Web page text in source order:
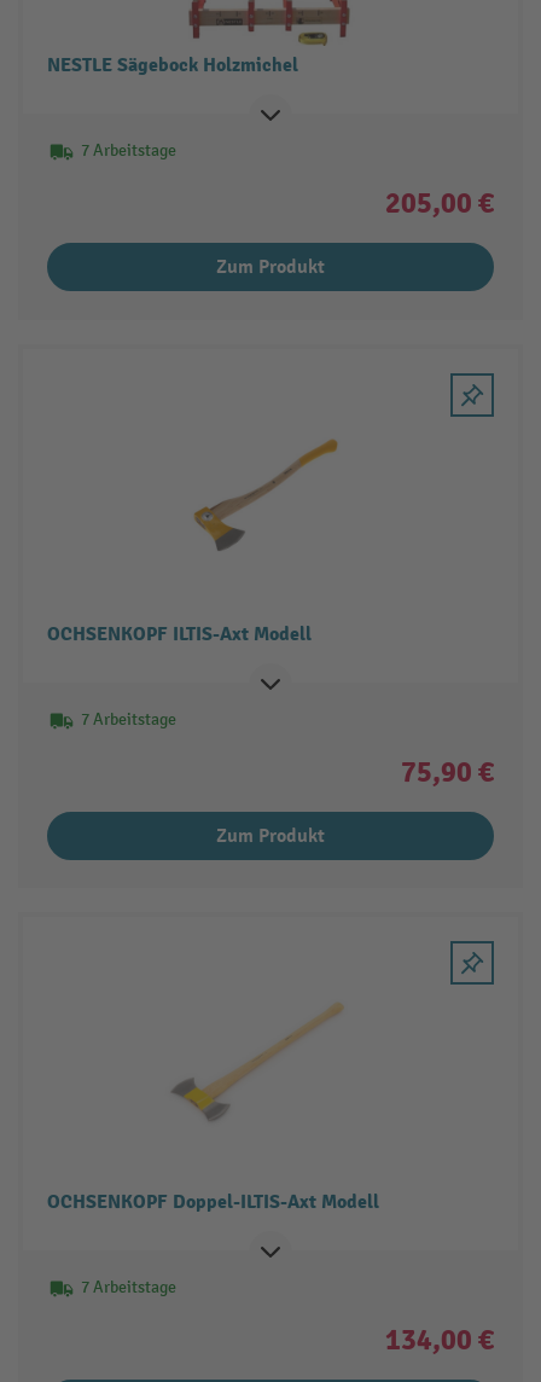
NESTLE Sägebock Holzmichel
7 Arbeitstage
205,00 €
Zum Produkt
OCHSENKOPF ILTIS-Axt Modell
7 Arbeitstage
75,90 €
Zum Produkt
OCHSENKOPF Doppel-ILTIS-Axt Modell
7 Arbeitstage
134,00 €